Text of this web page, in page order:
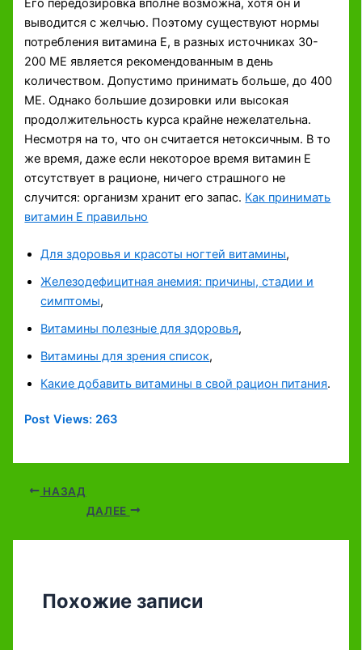
Его передозировка вполне возможна, хотя он и
выводится с желчью. Поэтому существуют нормы
потребления витамина Е, в разных источниках 30-
200 МЕ является рекомендованным в день
количеством. Допустимо принимать больше, до 400
МЕ. Однако большие дозировки или высокая
продолжительность курса крайне нежелательна.
Несмотря на то, что он считается нетоксичным. В то
же время, даже если некоторое время витамин Е
отсутствует в рационе, ничего страшного не
случится: организм хранит его запас. Как принимать
витамин Е правильно
Для здоровья и красоты ногтей витамины,
Железодефицитная анемия: причины, стадии и
симптомы,
Витамины полезные для здоровья,
Витамины для зрения список,
Какие добавить витамины в свой рацион питания.
Post Views: 263
НАЗАД
ДАЛЕЕ
Похожие записи